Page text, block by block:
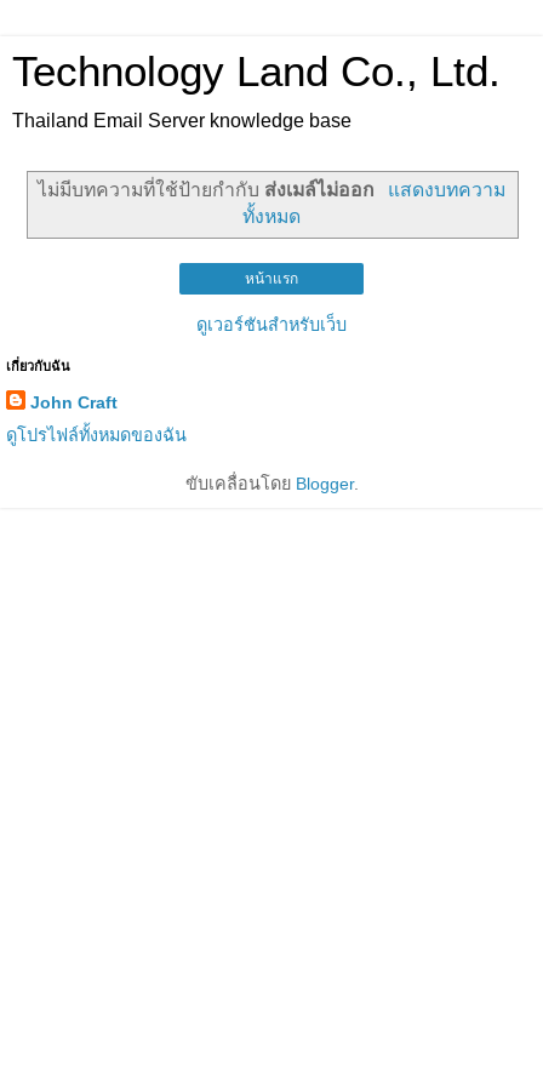
Technology Land Co., Ltd.
Thailand Email Server knowledge base
ไม่มีบทความที่ใช้ป้ายกำกับ ส่งเมล์ไม่ออก
แสดงบทความ
ทั้งหมด
หน้าแรก
ดูเวอร์ชันสำหรับเว็บ
เกี่ยวกับฉัน
John Craft
ดูโปรไฟล์ทั้งหมดของฉัน
ขับเคลื่อนโดย Blogger.